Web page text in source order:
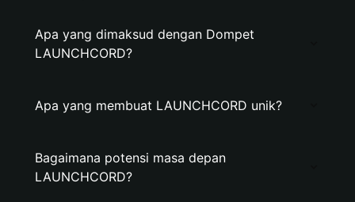
Apa yang dimaksud dengan Dompet
LAUNCHCORD?
Apa yang membuat LAUNCHCORD unik?
Bagaimana potensi masa depan
LAUNCHCORD?